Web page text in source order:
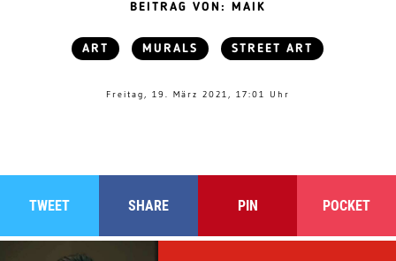
BEITRAG VON: MAIK
ART MURALS STREET ART
Freitag, 19. März 2021, 17:01 Uhr
TWEET SHARE PIN POCKET